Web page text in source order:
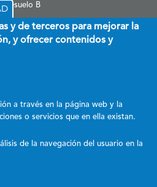
B
subvención destinada a promover el
al 60 % por el Fondo Social
Cantabria a través del Programa
de Cantabria 2021-2027.
de mayo, por el que se regula el
de subvenciones destinadas a
en el Comunidad Autónoma de
y de terceros para mejorar la
y ofrecer contenidos y
a través en la página web y la
o servicios que en ella existan.
de la navegación del usuario en la